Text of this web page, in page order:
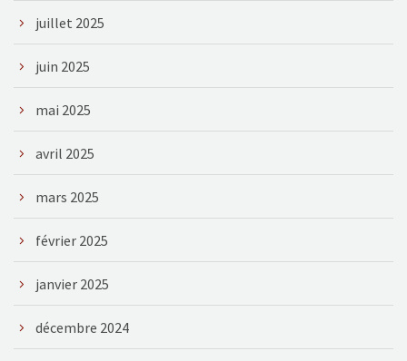
juillet 2025
juin 2025
mai 2025
avril 2025
mars 2025
février 2025
janvier 2025
décembre 2024